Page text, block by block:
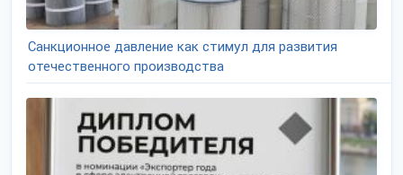
Санкционное давление как стимул для развития
отечественного производства